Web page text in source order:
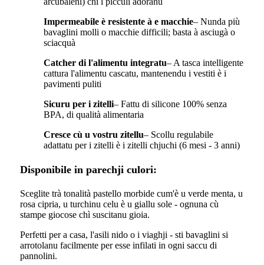
Impermeabile è resistente à e macchie– Nunda più
bavaglini molli o macchie difficili; basta à asciugà o
sciacquà
Catcher di l'alimentu integratu– A tasca intelligente
cattura l'alimentu cascatu, mantenendu i vestiti è i
pavimenti puliti
Sicuru per i zitelli– Fattu di silicone 100% senza
BPA, di qualità alimentaria
Cresce cù u vostru zitellu– Scollu regulabile
adattatu per i zitelli è i zitelli chjuchi (6 mesi - 3 anni)
Disponibile in parechji culori:
Sceglite trà tonalità pastello morbide cum'è u verde menta, u
rosa cipria, u turchinu celu è u giallu sole - ognuna cù
stampe giocose chì suscitanu gioia.
Perfetti per a casa, l'asili nido o i viaghji - sti bavaglini si
arrotolanu facilmente per esse infilati in ogni saccu di
pannolini.